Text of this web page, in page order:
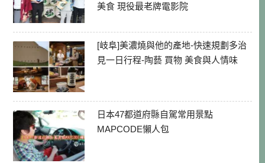
美食 現役最老牌電影院
[岐阜]美濃燒與他的產地-快速規劃多治
見一日行程-陶藝 買物 美食與人情味
日本47都道府縣自駕常用景點
MAPCODE懶人包